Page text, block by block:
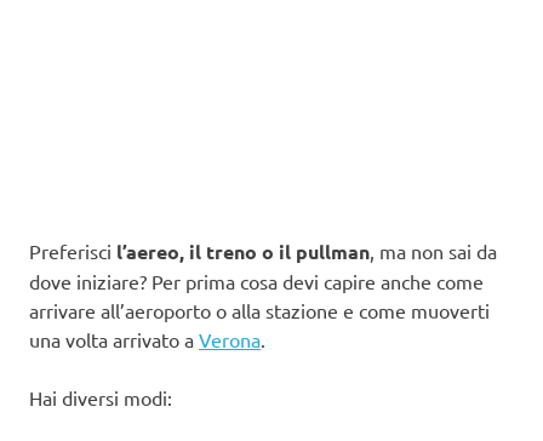
Preferisci l’aereo, il treno o il pullman , ma non sai da
dove iniziare? Per prima cosa devi capire anche come
arrivare all’aeroporto o alla stazione e come muoverti
una volta arrivato a Verona
Hai diversi modi: